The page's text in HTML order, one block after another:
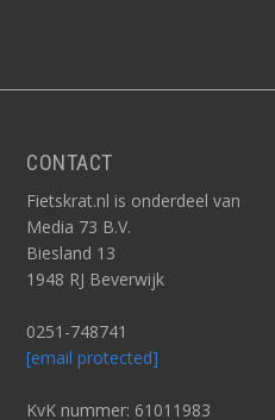
CONTACT
Fietskrat.nl is onderdeel van
Media 73 B.V.
Biesland 13
1948 RJ Beverwijk
0251-748741
[email protected]
KvK nummer: 61011983